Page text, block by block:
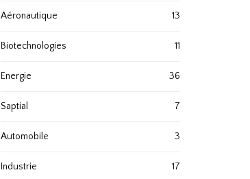
Aéronautique 13
Biotechnologies 11
Energie 36
Saptial 7
Automobile 3
Industrie 17